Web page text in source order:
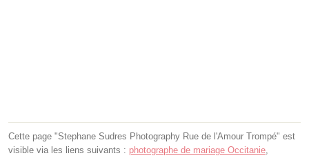
Cette page "Stephane Sudres Photography Rue de l'Amour Trompé" est
visible via les liens suivants : photographe de mariage Occitanie